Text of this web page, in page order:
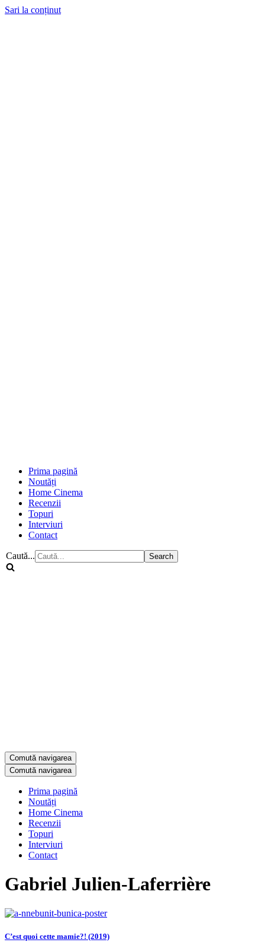
Sari la conținut
Prima pagină
Noutăți
Home Cinema
Recenzii
Topuri
Interviuri
Contact
Caută...
Comută navigarea
Comută navigarea
Prima pagină
Noutăți
Home Cinema
Recenzii
Topuri
Interviuri
Contact
Gabriel Julien-Laferrière
C’est quoi cette mamie?! (2019)